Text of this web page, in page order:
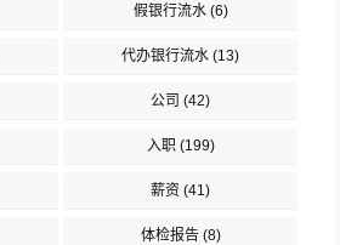
假银行流水(6)
代办银行流水 (13)
公司 (42)
入职 (199)
薪资 (41)
体检报告(8)